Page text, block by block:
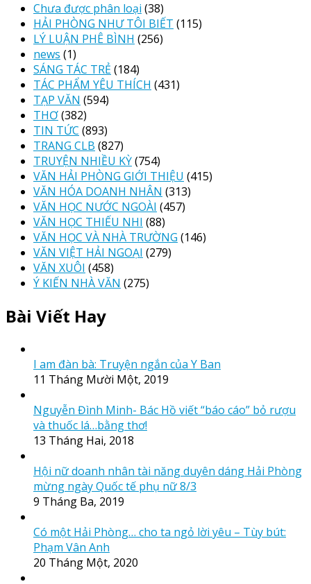
Chưa được phân loại (38)
HẢI PHÒNG NHƯ TÔI BIẾT (115)
LÝ LUẬN PHÊ BÌNH (256)
news (1)
SÁNG TÁC TRẺ (184)
TÁC PHẨM YÊU THÍCH (431)
TẠP VĂN (594)
THƠ(382)
TIN TỨC (893)
TRANG CLB (827)
TRUYỆN NHIỀU KỲ(754)
VĂN HẢI PHÒNG GIỚI THIỆU (415)
VĂN HÓA DOANH NHÂN (313)
VĂN HỌC NƯỚC NGOÀI (457)
VĂN HỌC THIẾU NHI (88)
VĂN HỌC VÀ NHÀ TRƯỜNG (146)
VĂN VIỆT HẢI NGOẠI (279)
VĂN XUÔI (458)
Ý KIẾN NHÀ VĂN (275)
Bài Viết Hay
I am đàn bà: Truyện ngắn của Y Ban
11 Tháng Mười Một, 2019
Nguyễn Đình Minh- Bác Hồ viết “báo cáo” bỏ rượu
và thuốc lá…bằng thơ!
13 Tháng Hai, 2018
Hội nữ doanh nhân tài năng duyên dáng Hải Phòng
mừng ngày Quốc tế phụ nữ 8/3
9 Tháng Ba, 2019
Có một Hải Phòng… cho ta ngỏ lời yêu – Tùy bút:
Phạm Vân Anh
20 Tháng Một, 2020